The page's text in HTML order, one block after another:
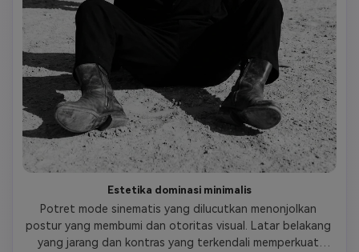
Estetika dominasi minimalis
Potret mode sinematis yang dilucutkan menonjolkan
postur yang membumi dan otoritas visual. Latar belakang
yang jarang dan kontras yang terkendali memperkuat